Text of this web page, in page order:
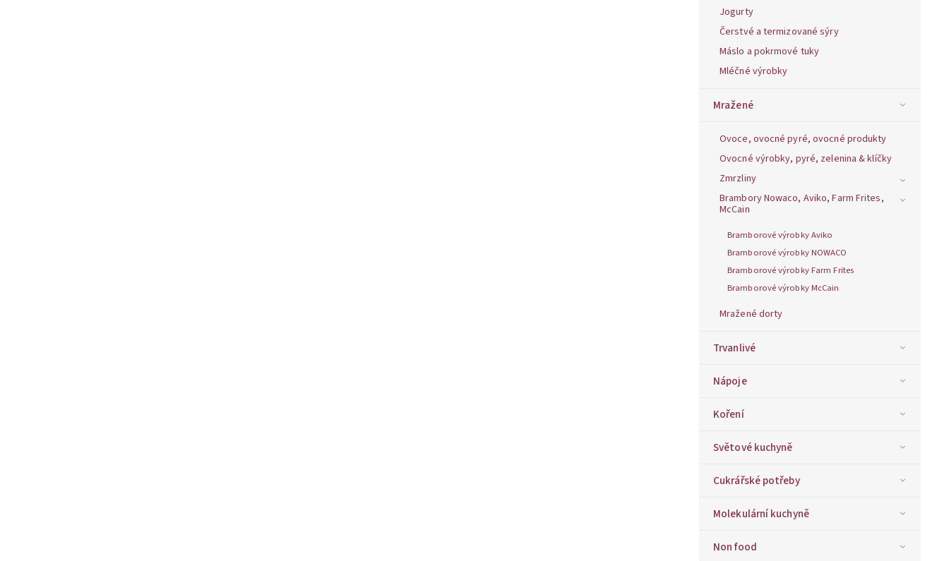
Jogurty
Čerstvé a termizované sýry
Máslo a pokrmové tuky
Mléčné výrobky
Mražené
Ovoce, ovocné pyré, ovocné produkty
Ovocné výrobky, pyré, zelenina & klíčky
Zmrzliny
Brambory Nowaco, Aviko, Farm Frites,
McCain
Bramborové výrobky Aviko
Bramborové výrobky NOWACO
Bramborové výrobky Farm Frites
Bramborové výrobky McCain
Mražené dorty
Trvanlivé
Nápoje
Koření
Světové kuchyně
Cukrářské potřeby
Molekulární kuchyně
Non food